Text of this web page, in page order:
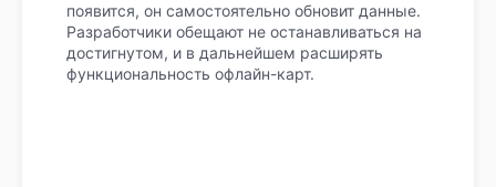
появится, он самостоятельно обновит данные.
Разработчики обещают не останавливаться на
достигнутом, и в дальнейшем расширять
функциональность офлайн-карт.